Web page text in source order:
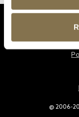
@ 2006-